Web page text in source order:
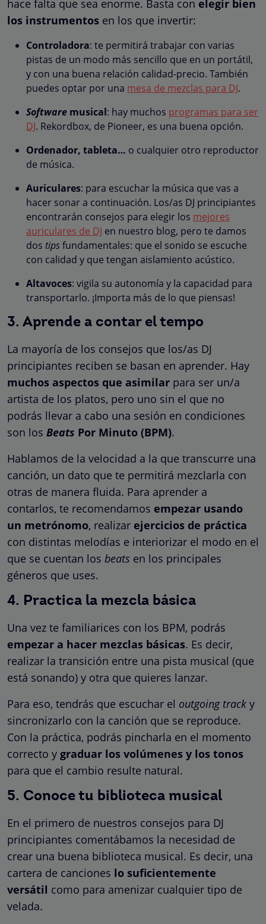
hace falta que sea enorme. Basta con elegir bien
los instrumentos en los que invertir:
Controladora: te permitirá trabajar con varias
pistas de un modo más sencillo que en un portátil,
y con una buena relación calidad-precio. También
puedes optar por una mesa de mezclas para DJ.
Software musical: hay muchos programas para ser
DJ. Rekordbox, de Pioneer, es una buena opción.
Ordenador, tableta… o cualquier otro reproductor
de música.
Auriculares: para escuchar la música que vas a
hacer sonar a continuación. Los/as DJ principiantes
encontrarán consejos para elegir los mejores
auriculares de DJ en nuestro blog, pero te damos
dos tipsfundamentales: que el sonido se escuche
con calidad y que tengan aislamiento acústico.
Altavoces: vigila su autonomía y la capacidad para
transportarlo. ¡Importa más de lo que piensas!
3. Aprende a contar el tempo
La mayoría de los consejos que los/as DJ
principiantes reciben se basan en aprender. Hay
muchos aspectos que asimilar para ser un/a
artista de los platos, pero uno sin el que no
podrás llevar a cabo una sesión en condiciones
son los Beats Por Minuto (BPM).
Hablamos de la velocidad a la que transcurre una
canción, un dato que te permitirá mezclarla con
otras de manera fluida. Para aprender a
contarlos, te recomendamos empezar usando
un metrónomo, realizar ejercicios de práctica
con distintas melodías e interiorizar el modo en el
que se cuentan los beats en los principales
géneros que uses.
4. Practica la mezcla básica
Una vez te familiarices con los BPM, podrás
empezar a hacer mezclas básicas. Es decir,
realizar la transición entre una pista musical (que
está sonando) y otra que quieres lanzar.
Para eso, tendrás que escuchar el outgoing track y
sincronizarlo con la canción que se reproduce.
Con la práctica, podrás pincharla en el momento
correcto y graduar los volúmenes y los tonos
para que el cambio resulte natural.
5. Conoce tu biblioteca musical
En el primero de nuestros consejos para DJ
principiantes comentábamos la necesidad de
crear una buena biblioteca musical. Es decir, una
cartera de canciones lo suficientemente
versátil como para amenizar cualquier tipo de
velada.